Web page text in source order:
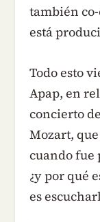
también
está
Todo esto
Apap, en
concierto
Mozart,
cuando fue
¿y por qué
es